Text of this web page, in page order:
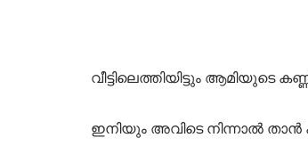
വീട്ടിലെത്തിയിട്ടും
ഇനിയും അവിടെ നിന്നാൽ